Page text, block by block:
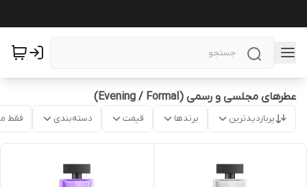
عطرهای مجلسی و رسمی (Evening / Formal)
پربازدیدترین برندها قیمت دسته‌بندی فقط